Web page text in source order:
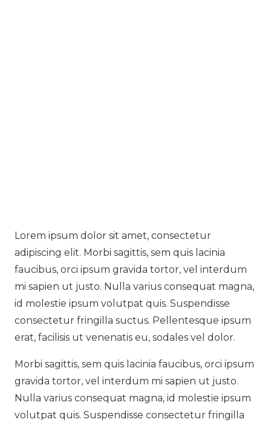
Lorem ipsum dolor sit amet, consectetur
adipiscing elit. Morbi sagittis, sem quis lacinia
faucibus, orci ipsum gravida tortor, vel interdum
mi sapien ut justo. Nulla varius consequat magna,
id molestie ipsum volutpat quis. Suspendisse
consectetur fringilla suctus. Pellentesque ipsum
erat, facilisis ut venenatis eu, sodales vel dolor.
Morbi sagittis, sem quis lacinia faucibus, orci ipsum
gravida tortor, vel interdum mi sapien ut justo.
Nulla varius consequat magna, id molestie ipsum
volutpat quis. Suspendisse consectetur fringilla